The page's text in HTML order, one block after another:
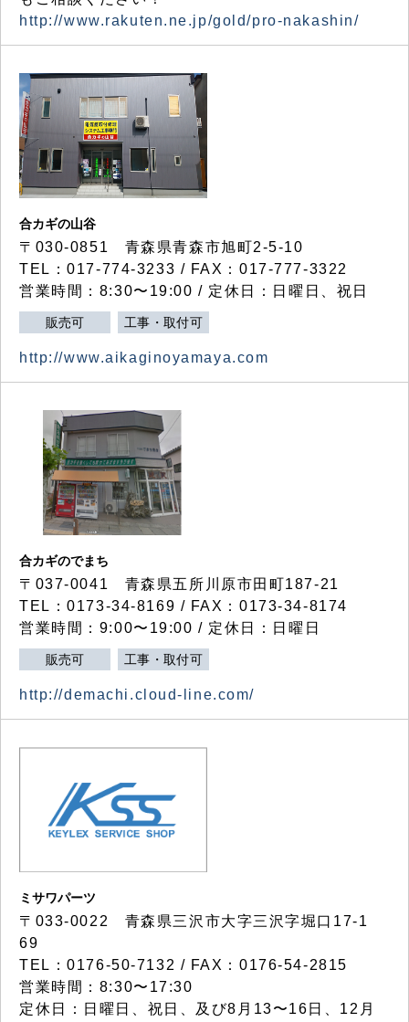
http://www.rakuten.ne.jp/gold/pro-nakashin/
合カギの山谷
〒030-0851 青森県青森市旭町2-5-10
TEL：017-774-3233 / FAX：017-777-3322
営業時間：8:30〜19:00 / 定休日：日曜日、祝日
販売可 工事・取付可
http://www.aikaginoyamaya.com
合カギのでまち
〒037-0041 青森県五所川原市田町187-21
TEL：0173-34-8169 / FAX：0173-34-8174
営業時間：9:00〜19:00 / 定休日：日曜日
販売可 工事・取付可
http://demachi.cloud-line.com/
ミサワパーツ
〒033-0022 青森県三沢市大字三沢字堀口17-1
69
TEL：0176-50-7132 / FAX：0176-54-2815
営業時間：8:30〜17:30
定休日：日曜日、祝日、及び8月13〜16日、12月